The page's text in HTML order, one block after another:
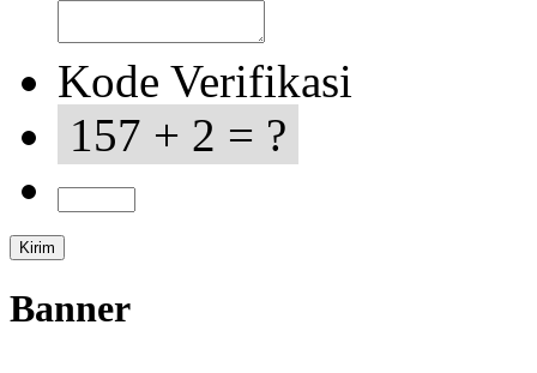
Kode Verifikasi
157 + 2 = ?
Banner